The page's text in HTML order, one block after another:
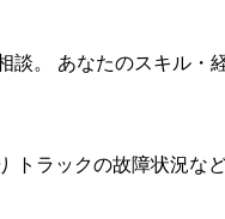
談。 あなたのスキル・
トラックの故障状況な